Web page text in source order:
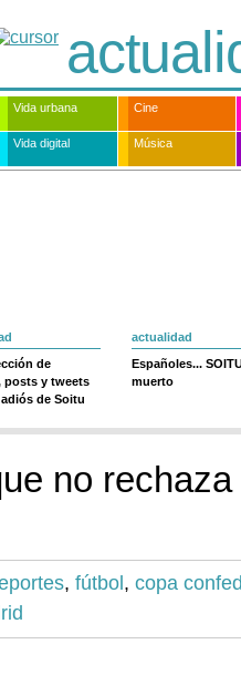
Vida urbana Cine
Vida digital Música
de
posts y tweets
de Soitu
actualidad
Españoles...
muerto
no
, fútbol , copa